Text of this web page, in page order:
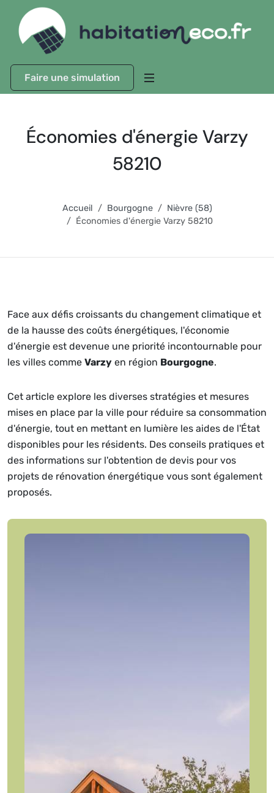
Faire une simulation
Économies d'énergie Varzy
58210
Accueil Bourgogne
Nièvre (58)
Économies d'énergie Varzy 58210
Face aux défis croissants du changement climatique et
de la hausse des coûts énergétiques, l'économie
d'énergie est devenue une priorité incontournable pour
les villes comme Varzy en région Bourgogne.
Cet article explore les diverses stratégies et mesures
mises en place par la ville pour réduire sa consommation
d'énergie, tout en mettant en lumière les aides de l'État
disponibles pour les résidents. Des conseils pratiques et
des informations sur l'obtention de devis pour vos
projets de rénovation énergétique vous sont également
proposés.